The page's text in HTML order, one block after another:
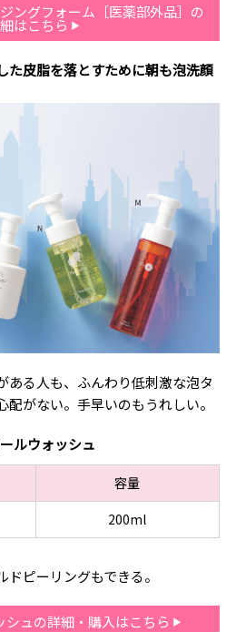
ングフォーム［医薬部外品］の
はこちら
た皮脂を落とすために朝も泡洗顔
ある人も、ふんわり低刺激な泡タ
がない。手早いのもうれしい。
ルウォッシュ
容量
200ml
ピーリングもできる。
シュの詳細・購入はこちら